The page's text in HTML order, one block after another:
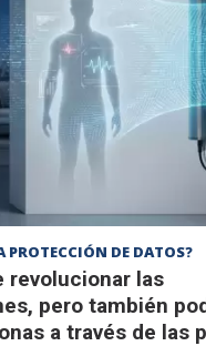
PROTECCIÓN DE DATOS?
revolucionar las
pero también
a través de las